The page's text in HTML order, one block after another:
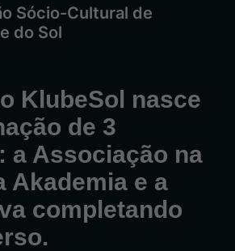
Sócio-Cultural de
do Sol
KlubeSol nasce
de 3
a Associação na
Akademia e a
completando